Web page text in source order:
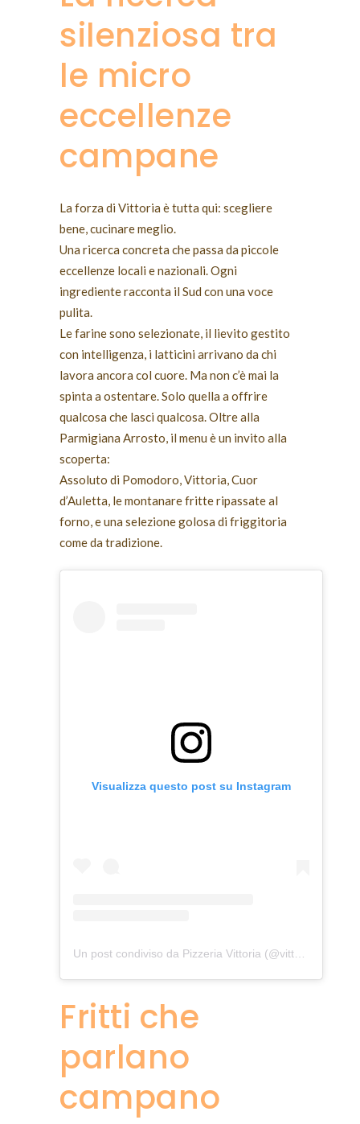
silenziosa tra
le micro
eccellenze
campane
La forza di Vittoria è tutta qui: scegliere
bene, cucinare meglio.
Una ricerca concreta che passa da piccole
eccellenze locali e nazionali. Ogni
ingrediente racconta il Sud con una voce
pulita.
Le farine sono selezionate, il lievito gestito
con intelligenza, i latticini arrivano da chi
lavora ancora col cuore. Ma non c’è mai la
spinta a ostentare. Solo quella a offrire
qualcosa che lasci qualcosa. Oltre alla
Parmigiana Arrosto, il menu è un invito alla
scoperta:
Assoluto di Pomodoro, Vittoria, Cuor
d’Auletta, le montanare fritte ripassate al
forno, e una selezione golosa di friggitoria
come da tradizione.
Visualizza questo post su Instagram
Un post condiviso da Pizzeria Vittoria (@vittoria_pizzeria)
Fritti che
parlano
campano